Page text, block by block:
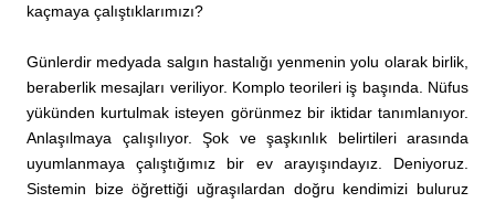
kaçmaya çalıştıklarımızı?
Günlerdir medyada salgın hastalığı yenmenin yolu olarak birlik,
beraberlik mesajları veriliyor. Komplo teorileri iş başında. Nüfus
yükünden kurtulmak isteyen görünmez bir iktidar tanımlanıyor.
Anlaşılmaya çalışılıyor. Şok ve şaşkınlık belirtileri arasında
uyumlanmaya çalıştığımız bir ev arayışındayız. Deniyoruz.
Sistemin bize öğrettiği uğraşılardan doğru kendimizi buluruz